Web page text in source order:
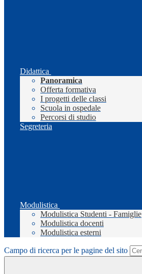
Didattica
Panoramica
Offerta formativa
I progetti delle classi
Scuola in ospedale
Percorsi di studio
Segreteria
Modulistica
Modulistica Studenti - Famiglie
Modulistica docenti
Modulistica esterni
Campo di ricerca per le pagine del sito